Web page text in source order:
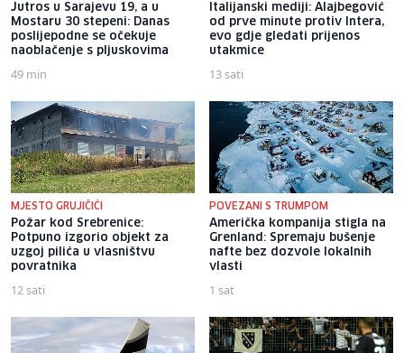
Jutros u Sarajevu 19, a u
Mostaru 30 stepeni: Danas
poslijepodne se očekuje
naoblačenje s pljuskovima
49 min
Italijanski mediji: Alajbegović
od prve minute protiv Intera,
evo gdje gledati prijenos
utakmice
13 sati
MJESTO GRUJIČIĆI
Požar kod Srebrenice:
Potpuno izgorio objekt za
uzgoj pilića u vlasništvu
povratnika
12 sati
POVEZANI S TRUMPOM
Američka kompanija stigla na
Grenland: Spremaju bušenje
nafte bez dozvole lokalnih
vlasti
1 sat